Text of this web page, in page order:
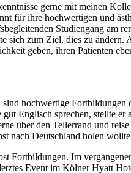
gerne mit meinen
für ihre hochwertigen und
Studiengang am
sich zum Ziel, dies zu
geben, ihren Patienten
hochwertige
Englisch sprechen, stellte
über den Tellerrand und
nach Deutschland holen
Im
Event im Kölner Hyatt